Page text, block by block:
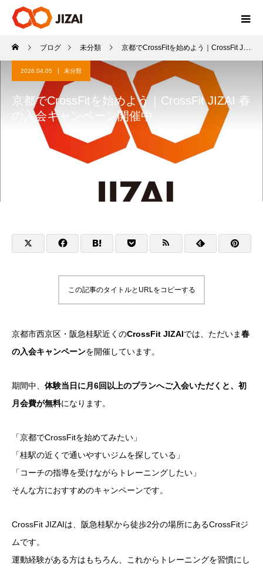
ブログ 未分類 京都でCrossFitを始めよう｜CrossFit JIZAI 春の入会キャンペーン開催中
2026.04.05 未分類
京都でCrossFitを始めよう｜CrossFit JIZAI 春
の入会キャンペーン開催中
この記事のタイトルとURLをコピーする
京都市西京区・阪急桂駅近くのCrossFit JIZAIでは、ただいま春
の入会キャンペーンを開催しています。
期間中、 体験当日に月6回以上のプランへご入会いただくと、初
月会費が無料になります。
「京都でCrossFitを始めてみたい」
「桂駅の近くで通いやすいジムを探している」
「コーチの指導を受けながらトレーニングしたい」
そんな方におすすめのキャンペーンです。
CrossFit JIZAIは、阪急桂駅から徒歩2分の場所にあるCrossFitジ
ムです。
運動経験がある方はもちろん、これからトレーニングを習慣にし